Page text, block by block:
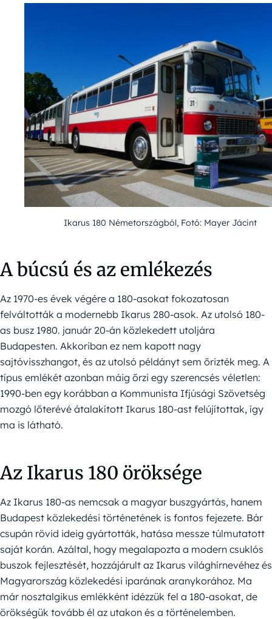
Ikarus 180 Németországból, Fotó: Mayer Jácint
A búcsú és az emlékezés
Az 1970-es évek végére a 180-asokat fokozatosan
felváltották a modernebb Ikarus 280-asok. Az utolsó 180-
as busz 1980. január 20-án közlekedett utoljára
Budapesten. Akkoriban ez nem kapott nagy
sajtóvisszhangot, és az utolsó példányt sem őrizték meg. A
típus emlékét azonban máig őrzi egy szerencsés véletlen:
1990-ben egy korábban a Kommunista Ifjúsági Szövetség
mozgó lőterévé átalakított Ikarus 180-ast felújítottak, így
ma is látható.
Az Ikarus 180 öröksége
Az Ikarus 180-as nemcsak a magyar buszgyártás, hanem
Budapest közlekedési történetének is fontos fejezete. Bár
csupán rövid ideig gyártották, hatása messze túlmutatott
saját korán. Azáltal, hogy megalapozta a modern csuklós
buszok fejlesztését, hozzájárult az Ikarus világhírnevéhez és
Magyarország közlekedési iparának aranykorához. Ma
már nosztalgikus emlékként idézzük fel a 180-asokat, de
örökségük tovább él az utakon és a történelemben.